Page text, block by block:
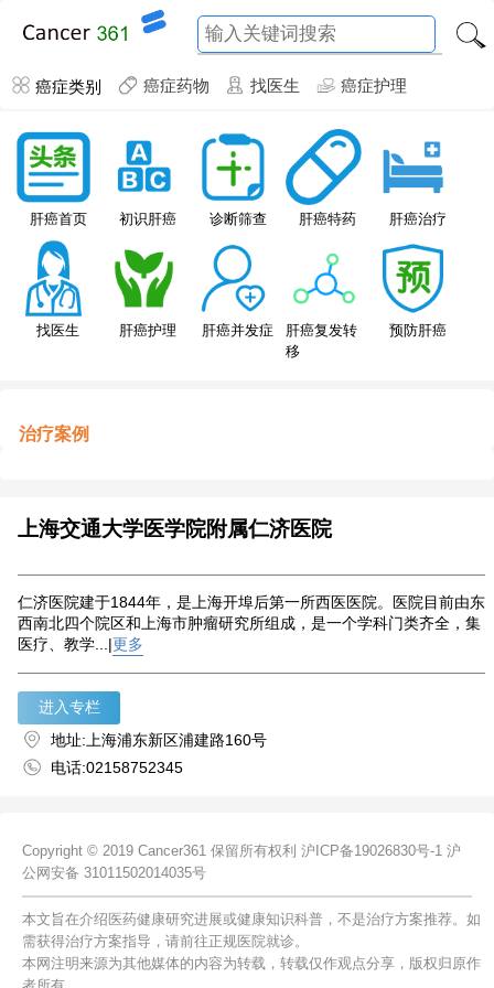
癌症类别 癌症药物 找医生 癌症护理
肝癌首页 初识肝癌 诊断筛查 肝癌特药 肝癌治疗
找医生 肝癌护理 肝癌并发症
肝癌复发转
移
预防肝癌
治疗案例
上海交通大学医学院附属仁济医院
仁济医院建于1844年，是上海开埠后第一所西医医院。医院目前由东
西南北四个院区和上海市肿瘤研究所组成，是一个学科门类齐全，集
医疗、教学...|更多
进入专栏
地址:上海浦东新区浦建路160号
电话:02158752345
Copyright © 2019 Cancer361 保留所有权利 沪ICP备19026830号-1 沪
公网安备 31011502014035号
本文旨在介绍医药健康研究进展或健康知识科普，不是治疗方案推荐。如
需获得治疗方案指导，请前往正规医院就诊。
本网注明来源为其他媒体的内容为转载，转载仅作观点分享，版权归原作